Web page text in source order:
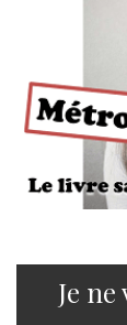
Je